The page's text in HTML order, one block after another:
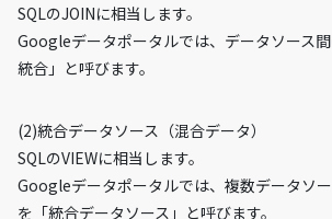
SQLのJOINに相当します。
Googleデータポータルでは、データソース
統合」と呼びます。
(2)統合データソース（混合データ）
SQLのVIEWに相当します。
Googleデータポータルでは、複数データソ
を「統合データソース」と呼びます。